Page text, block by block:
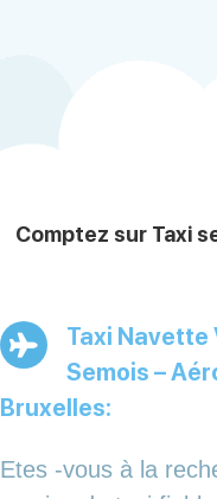
Comptez sur Taxi
Taxi
Semois –
Bruxelles:
Etes -vous à la